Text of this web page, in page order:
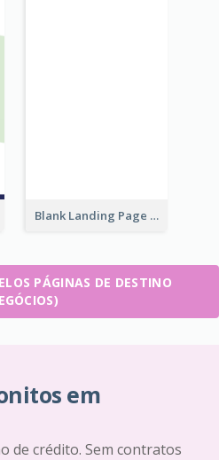
Blank Landing Page
PÁGINAS DE DESTINO
em
de crédito. Sem contratos